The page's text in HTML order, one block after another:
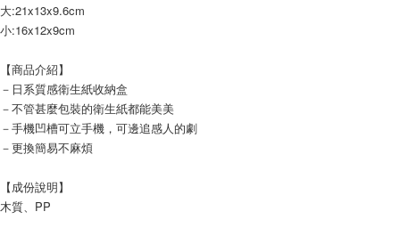
大:21x13x9.6cm
小:16x12x9cm
【商品介紹】
－日系質感衛生紙收納盒
－不管甚麼包裝的衛生紙都能美美
－手機凹槽可立手機，可邊追感人的劇
－更換簡易不麻煩
【成份說明】
木質、PP